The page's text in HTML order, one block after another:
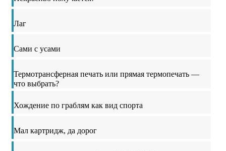
Лаг
Сами с усами
Термотрансферная печать или прямая термопечать —
что выбрать?
Хождение по граблям как вид спорта
Мал картридж, да дорог